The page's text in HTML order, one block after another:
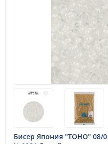
Бисер Япония "TOHO"